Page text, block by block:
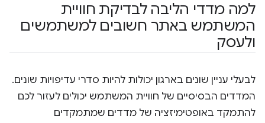
למה מדדי הליבה לבדיקת חוויית
המשתמש באתר חשובים למשתמשים
ולעסק
לבעלי עניין שונים בארגון יכולות להיות סדרי עדיפויות שונים.
המדדים הבסיסיים של חוויית המשתמש יכולים לעזור לכם
להתמקד באופטימיזציה של מדדים שמתמקדים